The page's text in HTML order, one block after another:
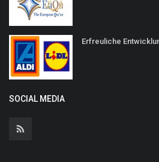
Erfreuliche
SOCIAL MEDIA